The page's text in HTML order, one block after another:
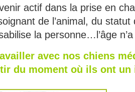
actif dans la prise en
de l’animal, du
la personne…l’âge
avec nos chiens
du moment où ils ont